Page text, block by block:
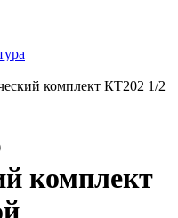
комплект КТ202 1/2
комплект